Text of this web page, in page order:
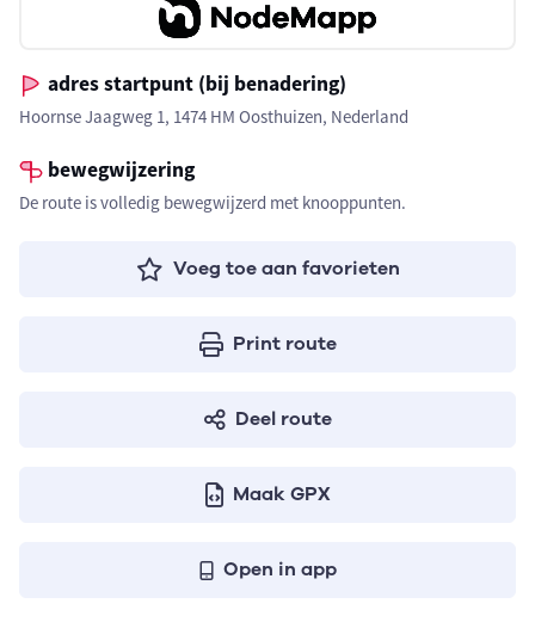
adres startpunt (bij benadering)
Hoornse Jaagweg 1, 1474 HM Oosthuizen, Nederland
bewegwijzering
De route is volledig bewegwijzerd met knooppunten.
Voeg toe aan favorieten
Print route
Deel route
Maak GPX
Open in app